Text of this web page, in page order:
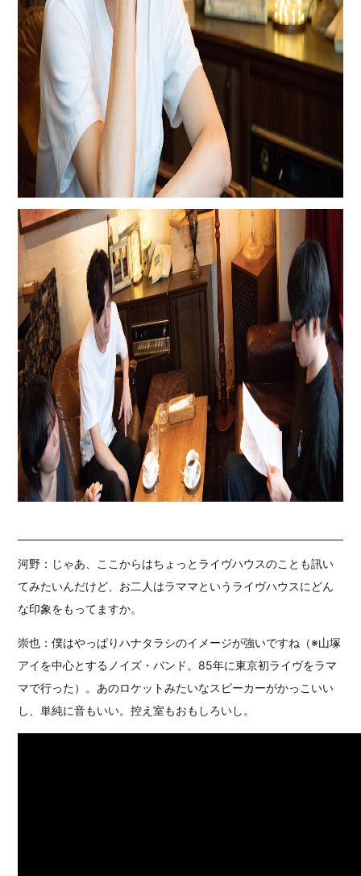
河野：じゃあ、ここからはちょっとライヴハウスのことも訊い
てみたいんだけど、お二人はラママというライヴハウスにどん
な印象をもってますか。
崇也：僕はやっぱりハナタラシのイメージが強いですね（※山塚
アイを中心とするノイズ・バンド。85年に東京初ライヴをラマ
マで行った）。あのロケットみたいなスピーカーがかっこいい
し、単純に音もいい。控え室もおもしろいし。